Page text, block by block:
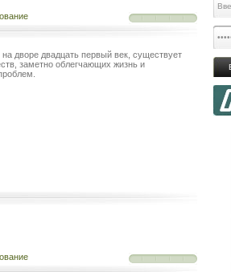
дворе двадцать первый век, существует
заметно облегчающих жизнь и